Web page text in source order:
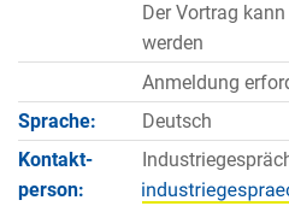
Der Vortrag
werden
Anmeldung
Sprache:
Deutsch
Kontakt­
person: